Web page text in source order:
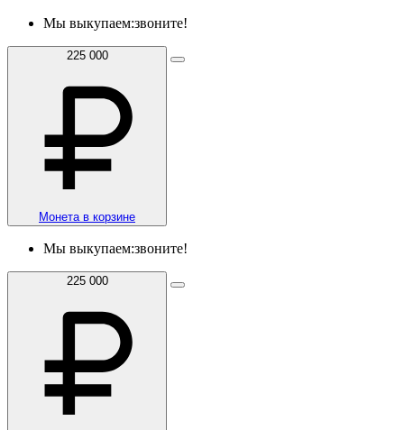
Мы выкупаем:звоните!
225 000
Монета в корзине
Мы выкупаем:звоните!
225 000